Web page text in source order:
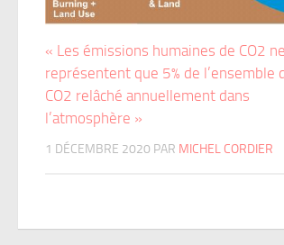
« Les émissions humaines de CO2 ne
représentent que 5% de l’ensemble
CO2 relâché annuellement dans
l’atmosphère »
1 DÉCEMBRE 2020 PAR MICHEL CORDIER